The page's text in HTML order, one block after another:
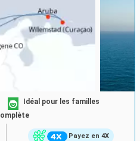
Payez en 4X
Idéal pour les familles